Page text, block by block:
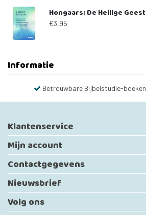
Hongaars: De Heilige
€3,95
Informatie
Betrouwbare Bijbelstudie-
Klantenservice
Mijn account
Contactgegevens
Nieuwsbrief
Volg ons